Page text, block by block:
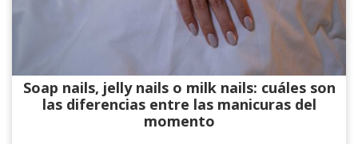
Soap nails, jelly nails o milk nails: cuáles son
las diferencias entre las manicuras del
momento